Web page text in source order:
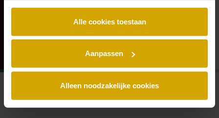
Alle cookies toestaan
Aanpassen
Alleen noodzakelijke cookies